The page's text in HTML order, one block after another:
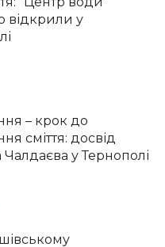
відкрили у
– крок до
сміття: досвід
у Тернополі